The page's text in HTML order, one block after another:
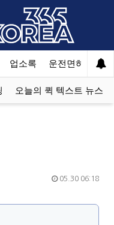
업소록 운전면허 문의
오늘의 퀵 텍스트 뉴스
05.30 06:18